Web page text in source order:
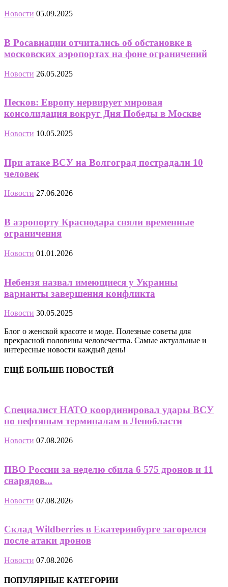
Новости 05.09.2025
В Росавиации отчитались об обстановке в
московских аэропортах на фоне ограничений
Новости 26.05.2025
Песков: Европу нервирует мировая
консолидация вокруг Дня Победы в Москве
Новости 10.05.2025
При атаке ВСУ на Волгоград пострадали 10
человек
Новости 27.06.2026
В аэропорту Краснодара сняли временные
ограничения
Новости 01.01.2026
Небензя назвал имеющиеся у Украины
варианты завершения конфликта
Новости 30.05.2025
Блог о женской красоте и моде. Полезные советы для
прекрасной половины человечества. Самые актуальные и
интересные новости каждый день!
ЕЩЁ БОЛЬШЕ НОВОСТЕЙ
Специалист НАТО координировал удары ВСУ
по нефтяным терминалам в Ленобласти
Новости 07.08.2026
ПВО России за неделю сбила 6 575 дронов и 11
снарядов...
Новости 07.08.2026
Склад Wildberries в Екатеринбурге загорелся
после атаки дронов
Новости 07.08.2026
ПОПУЛЯРНЫЕ КАТЕГОРИИ